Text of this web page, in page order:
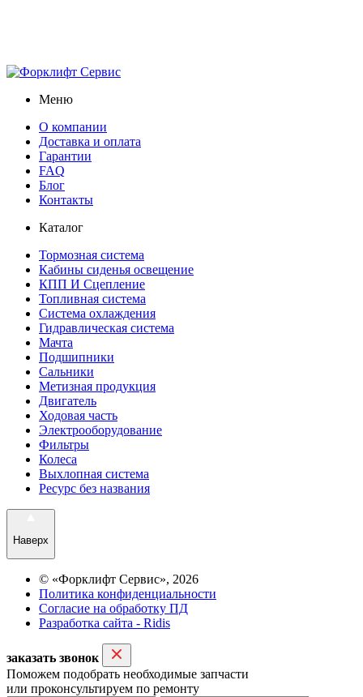
Меню
О компании
Доставка и оплата
Гарантии
FAQ
Блог
Контакты
Каталог
Тормозная система
Кабины сиденья освещение
КПП И Сцепление
Топливная система
Система охлаждения
Гидравлическая система
Мачта
Подшипники
Сальники
Метизная продукция
Двигатель
Ходовая часть
Электрооборудование
Фильтры
Колеса
Выхлопная система
Ресурс без названия
Наверх
© «Форклифт Сервис», 2026
Политика конфиденциальности
Согласие на обработку ПД
Разработка сайта - Ridis
заказать звонок
Поможем подобрать необходимые запчасти
или проконсультируем по ремонту